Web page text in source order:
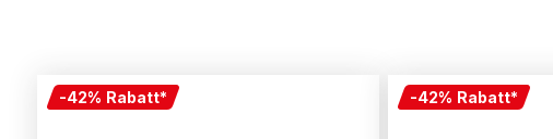
-42% Rabatt* -42% Rabatt*